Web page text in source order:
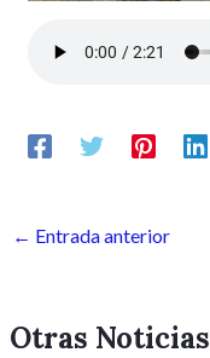
← Entrada anterior
Otras Noticias